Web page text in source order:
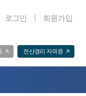
로그인 회원가입
전산경리 자격증